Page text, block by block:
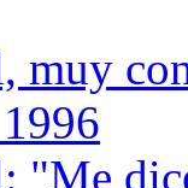
muy
"Me